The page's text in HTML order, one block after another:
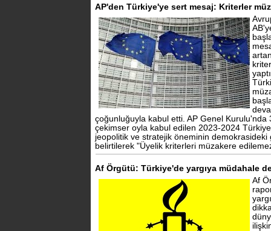
AP'den Türkiye'ye sert mesaj: Kriterler
çoğunluğuyla kabul etti. AP Genel
çekimser oyla kabul edilen 2023-2024
jeopolitik ve stratejik öneminin
belirtilerek "Üyelik kriterleri müzakere
Af Örgütü: Türkiye'de yargıya müdahale
Af